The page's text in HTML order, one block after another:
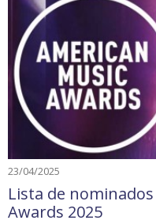
23/04/2025
Lista de
Awards 2025